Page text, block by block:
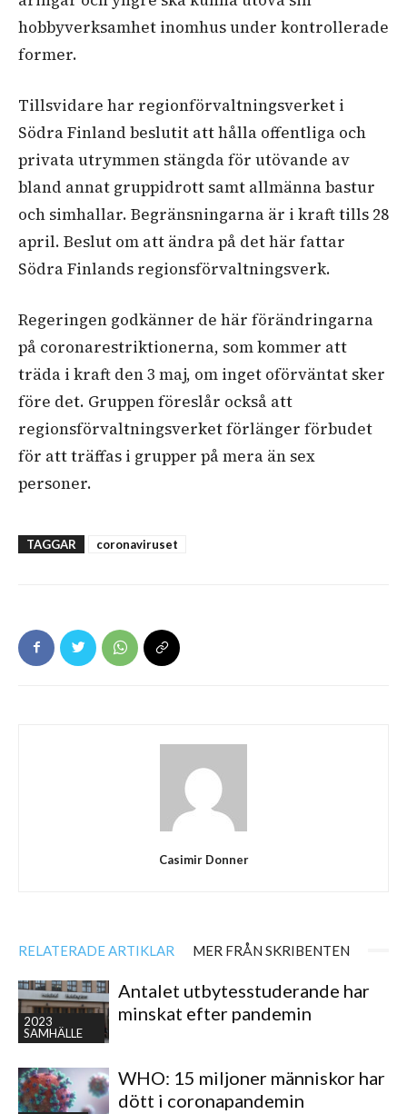
hobbyverksamhet inomhus under kontrollerade
former.
Tillsvidare har regionförvaltningsverket i
Södra Finland beslutit att hålla offentliga och
privata utrymmen stängda för utövande av
bland annat gruppidrott samt allmänna bastur
och simhallar. Begränsningarna är i kraft tills 28
april. Beslut om att ändra på det här fattar
Södra Finlands regionsförvaltningsverk.
Regeringen godkänner de här förändringarna
på coronarestriktionerna, som kommer att
träda i kraft den 3 maj, om inget oförväntat sker
före det. Gruppen föreslår också att
regionsförvaltningsverket förlänger förbudet
för att träffas i grupper på mera än sex
personer.
TAGGAR coronaviruset
Casimir Donner
RELATERADE ARTIKLAR MER FRÅN SKRIBENTEN
2023
SAMHÄLLE
Antalet utbytesstuderande har
minskat efter pandemin
WHO: 15 miljoner människor har
dött i coronapandemin